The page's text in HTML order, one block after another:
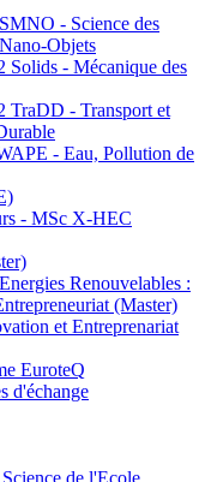
- Science des
Objets
- Mécanique des
- Transport et
- Eau, Pollution de
- MSc X-HEC
Renouvelables :
(Master)
et Entreprenariat
EuroteQ
d'échange
de l'Ecole